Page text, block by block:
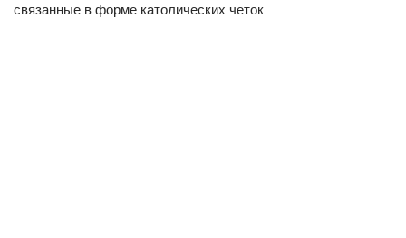
связанные в форме католических четок